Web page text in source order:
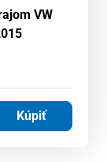
VW
Kúpiť